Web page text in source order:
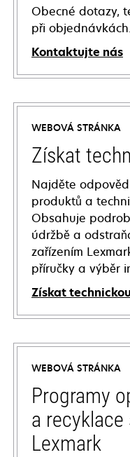
Obecné dotazy,
při objednávkách.
Kontaktujte nás
WEBOVÁ STRÁNKA
Získat
Najděte
produktů a
Obsahuje
údržbě a
zařízením
příručky a výběr
Získat
opens
in
new
tab
WEBOVÁ STRÁNKA
Programy
a
Lexmark